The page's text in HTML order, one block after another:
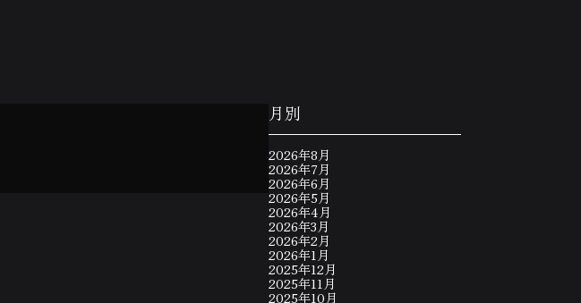
月別
2026年8月
2026年7月
2026年6月
2026年5月
2026年4月
2026年3月
2026年2月
2026年1月
2025年12月
2025年11月
2025年10月